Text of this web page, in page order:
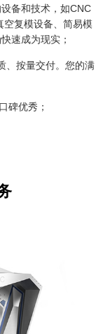
备和技术，如CNC
空复模设备、简易模
速成为现实；
、按量交付。您的满
碑优秀；